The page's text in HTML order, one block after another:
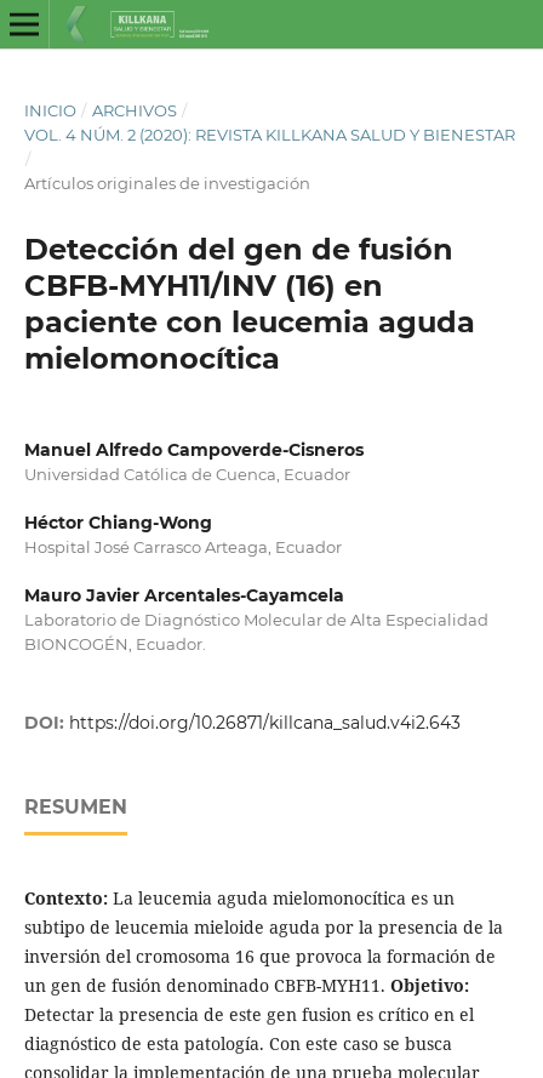
INICIO / ARCHIVOS /
VOL. 4 NÚM. 2 (2020): REVISTA KILLKANA SALUD Y BIENESTAR
/
Artículos originales de investigación
Detección del gen de fusión
CBFB-MYH11/INV (16) en
paciente con leucemia aguda
mielomonocítica
Manuel Alfredo Campoverde-Cisneros
Universidad Católica de Cuenca, Ecuador
Héctor Chiang-Wong
Hospital José Carrasco Arteaga, Ecuador
Mauro Javier Arcentales-Cayamcela
Laboratorio de Diagnóstico Molecular de Alta Especialidad
BIONCOGÉN, Ecuador.
DOI: https://doi.org/10.26871/killcana_salud.v4i2.643
RESUMEN
Contexto:La leucemia aguda mielomonocítica es un
subtipo de leucemia mieloide aguda por la presencia de la
inversión del cromosoma 16 que provoca la formación de
un gen de fusión denominado CBFB-MYH11. Objetivo:
Detectar la presencia de este gen fusion es crítico en el
diagnóstico de esta patología. Con este caso se busca
consolidar la implementación de una prueba molecular